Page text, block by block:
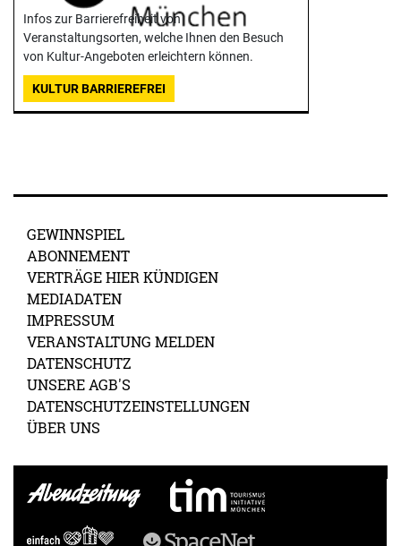
Infos zur Barrierefreiheit von
Veranstaltungsorten, welche Ihnen den Besuch
von Kultur-Angeboten erleichtern können.
KULTUR BARRIEREFREI
GEWINNSPIEL
ABONNEMENT
VERTRÄGE HIER KÜNDIGEN
MEDIADATEN
IMPRESSUM
VERANSTALTUNG MELDEN
DATENSCHUTZ
UNSERE AGB'S
DATENSCHUTZEINSTELLUNGEN
ÜBER UNS